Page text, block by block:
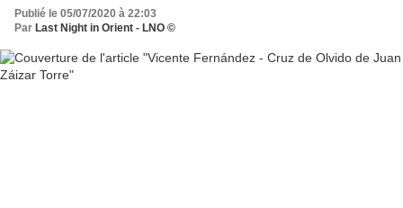
Publié le 05/07/2020 à 22:03
Par Last Night in Orient - LNO ©